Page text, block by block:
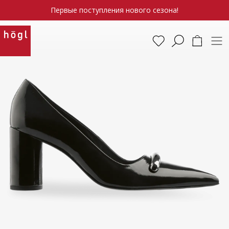
Первые поступления нового сезона!